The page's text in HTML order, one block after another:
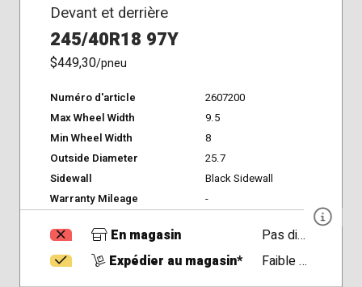
Devant et derrière
245/40R18 97Y
$449,30/pneu
Numéro d'article
2607200
Max Wheel Width
9.5
Min Wheel Width
8
Outside Diameter
25.7
Sidewall
Black Sidewall
Warranty Mileage
-
En magasin
Pas disponible
Expédier au magasin*
Faible Disponibilité